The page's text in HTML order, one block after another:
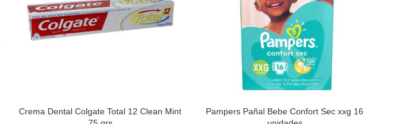
READ MORE
Crema Dental Colgate Total 12 Clean Mint
READ MORE
Pampers Pañal Bebe Confort Sec xxg 16